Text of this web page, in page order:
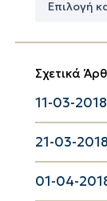
Σχετικά
11-03-
21-03-
01-04-